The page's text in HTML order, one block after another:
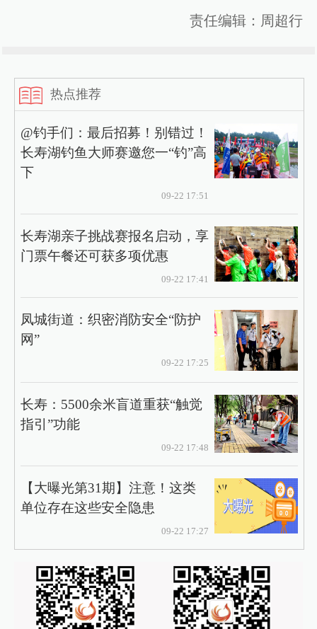
责任编辑：周超行
热点推荐
@钓手们：最后招募！别错过！
长寿湖钓鱼大师赛邀您一“钓”高
下
09-22 17:51
长寿湖亲子挑战赛报名启动，享
门票午餐还可获多项优惠​
09-22 17:41
凤城街道：织密消防安全“防护
网”
09-22 17:25
长寿：5500余米盲道重获“触觉
指引”功能
09-22 17:48
【大曝光第31期】注意！这类
单位存在这些安全隐患
09-22 17:27